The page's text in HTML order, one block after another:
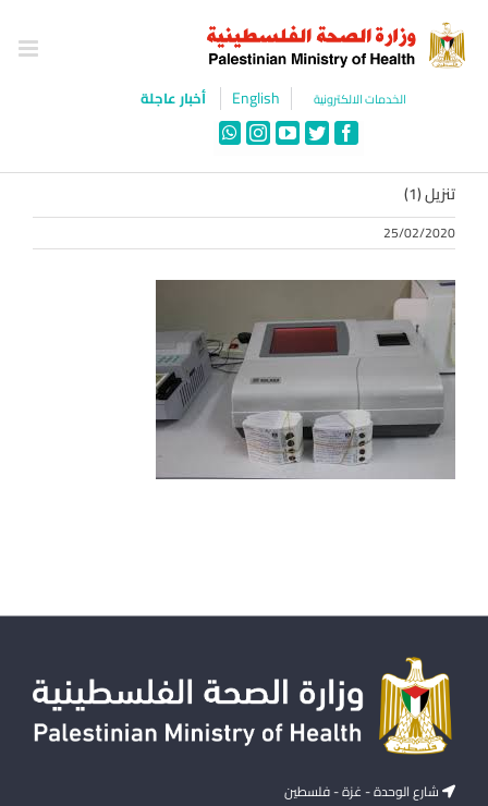
content
الخدمات الالكترونية English أخبار عاجلة
Facebook
Twitter
YouTube
Instagram
WhatsApp
تنزيل (1)
25/02/2020
شارع الوحدة - غزة - فلسطين